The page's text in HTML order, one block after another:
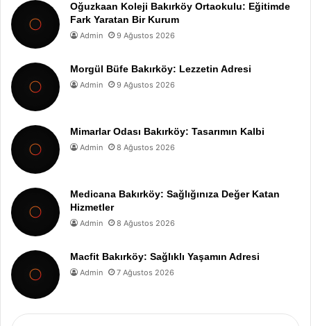
Oğuzkaan Koleji Bakırköy Ortaokulu: Eğitimde
Fark Yaratan Bir Kurum
Admin 9 Ağustos 2026
Morgül Büfe Bakırköy: Lezzetin Adresi
Admin 9 Ağustos 2026
Mimarlar Odası Bakırköy: Tasarımın Kalbi
Admin 8 Ağustos 2026
Medicana Bakırköy: Sağlığınıza Değer Katan
Hizmetler
Admin 8 Ağustos 2026
Macfit Bakırköy: Sağlıklı Yaşamın Adresi
Admin 7 Ağustos 2026